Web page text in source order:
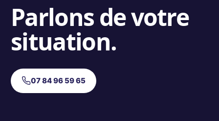
Parlons de votre
situation.
07 84 96 59 65